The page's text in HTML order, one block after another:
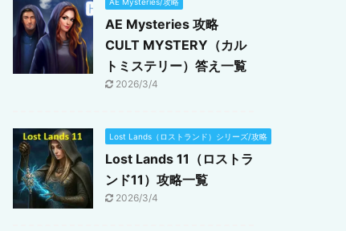
AE Mysteries 攻略
CULT MYSTERY（カル
トミステリー）答え一覧
2026/3/4
Lost Lands（ロストランド）シリーズ/攻略
Lost Lands 11（ロストラ
ンド11）攻略一覧
2026/3/4